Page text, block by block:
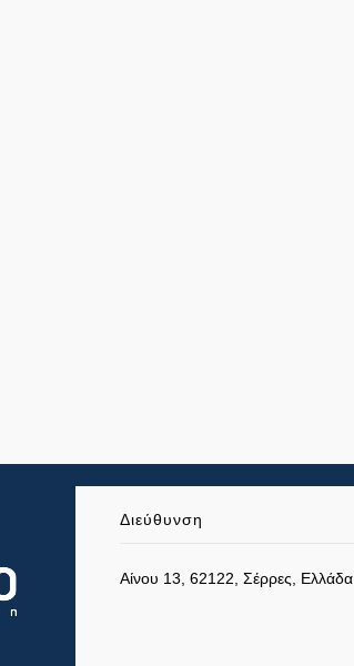
Διεύθυνση
Αίνου 13, 62122, Σέρρες, Ελλάδα